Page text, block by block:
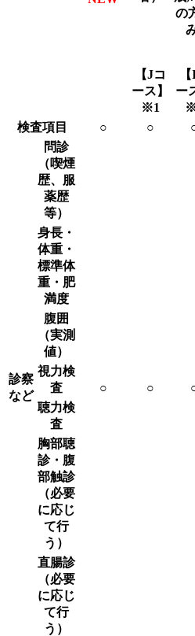
の
【Jコ
ース 】
※1
【
ー
検査項目 ○ ○
診察
など
問診
（喫煙
歴、服
薬歴
等）
○ ○
身長・
体重・
標準体
重・肥
満度
腹囲
（実測
値）
視力検
査
聴力検
査
胸部聴
診・腹
部触診
（必要
に応じ
て行
う）
直腸診
（必要
に応じ
て行
う）